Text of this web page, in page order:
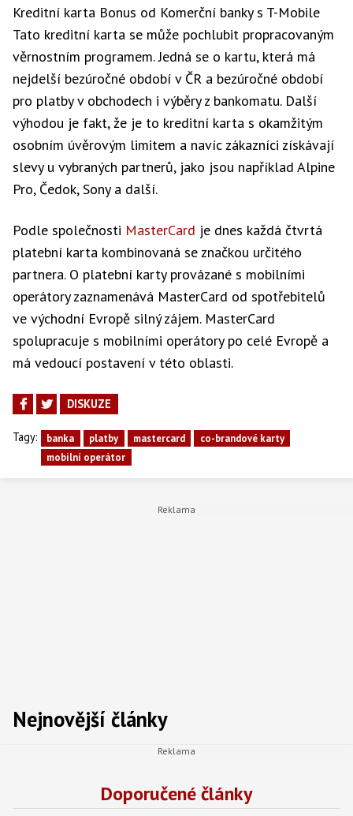
Kreditní karta Bonus od Komerční banky s T-Mobile
Tato kreditní karta se může pochlubit propracovaným
věrnostním programem. Jedná se o kartu, která má
nejdelší bezúročné období v ČR a bezúročné období
pro platby v obchodech i výběry z bankomatu. Další
výhodou je fakt, že je to kreditní karta s okamžitým
osobním úvěrovým limitem a navíc zákazníci získávají
slevy u vybraných partnerů, jako jsou například Alpine
Pro, Čedok, Sony a další.
Podle společnosti MasterCard je dnes každá čtvrtá
platební karta kombinovaná se značkou určitého
partnera. O platební karty provázané s mobilními
operátory zaznamenává MasterCard od spotřebitelů
ve východní Evropě silný zájem. MasterCard
spolupracuje s mobilními operátory po celé Evropě a
má vedoucí postavení v této oblasti.
DISKUZE
Tagy: banka platby mastercard
co-brandové karty
mobilní operátor
Nejnovější články
Doporučené články